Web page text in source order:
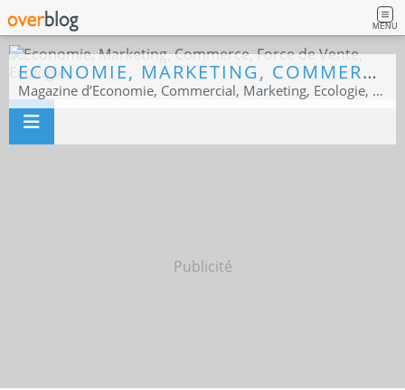
MENU
ECONOMIE, MARKETING, COMMERCE, FORCE DE VENTE, ECOLOGIE
Magazine d’Economie, Commercial, Marketing, Ecologie, Sport business
Publicité